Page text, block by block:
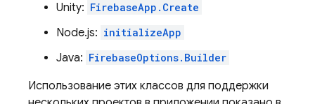
Unity: FirebaseApp.Create
Node.js: initializeApp
Java: FirebaseOptions.Builder
Использование этих классов для поддержки